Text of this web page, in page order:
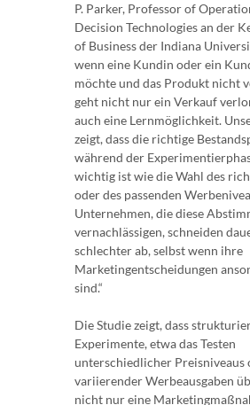
P. Parker, Professor of
Decision Technologies an der
of Business der Indiana
wenn eine Kundin oder ein
möchte und das Produkt nicht
geht nicht nur ein Verkauf
auch eine Lernmöglichkeit.
zeigt, dass die richtige
während der
wichtig ist wie die Wahl des
oder des passenden
Unternehmen, die diese
vernachlässigen, schneiden
schlechter ab, selbst wenn ihre
Marketingentscheidungen
sind.“
Die Studie zeigt, dass
Experimente, etwa das Testen
unterschiedlicher Preisniveaus
variierender Werbeausgaben
nicht nur eine